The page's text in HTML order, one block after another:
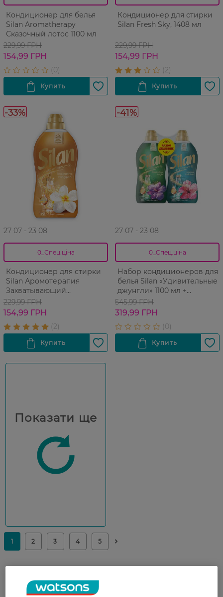
Кондиционер для белья
Silan Aromatherapy
Сказочный лотос 1100 мл
229,99 ГРН
154,99 ГРН
Кондиционер для стирки
Silan Fresh Sky, 1408 мл
229,99 ГРН
154,99 ГРН
-33%
27 07 - 23 08
0_Спец.ціна
Кондиционер для стирки
Silan Аромотерапия
Захватывающий
Франджипани, 1100 мл
229,99 ГРН
154,99 ГРН
-41%
27 07 - 23 08
0_Спец.ціна
Набор кондиционеров для
белья Silan «Удивительные
джунгли» 1100 мл +
«Райские Мальдивы» 1100
мл
545,99 ГРН
319,99 ГРН
Показати ще
Что нужно знать о